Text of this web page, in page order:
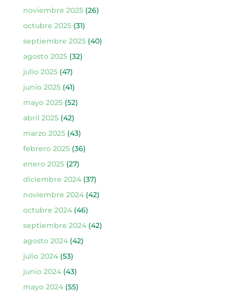
noviembre 2025(26)
octubre 2025(31)
septiembre 2025(40)
agosto 2025(32)
julio 2025(47)
junio 2025(41)
mayo 2025(52)
abril 2025(42)
marzo 2025(43)
febrero 2025(36)
enero 2025(27)
diciembre 2024(37)
noviembre 2024(42)
octubre 2024(46)
septiembre 2024(42)
agosto 2024(42)
julio 2024(53)
junio 2024(43)
mayo 2024(55)